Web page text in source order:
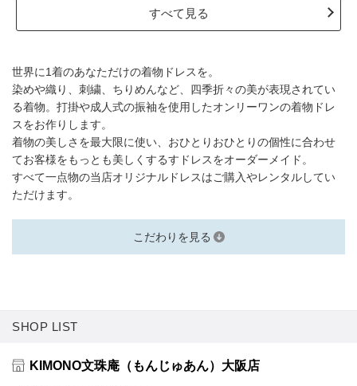
すべて見る
世界に1着のあなただけの着物ドレスを。
染めや織り、刺繍、ちりめんなど、四季折々の美が表現されてい
る着物。打掛や成人式の振袖を使用したオンリーワンの着物ドレ
スをお作りします。
着物の美しさを最大限に使い、おひとりおひとりの個性に合わせ
てお客様をもっとも美しくするすドレスをオーダーメイド。
すべて一点物の当店オリジナルドレスはご購入やレンタルしてい
ただけます。
こだわりを見る
SHOP LIST
KIMONO文珠庵（もんじゅあん）大阪店